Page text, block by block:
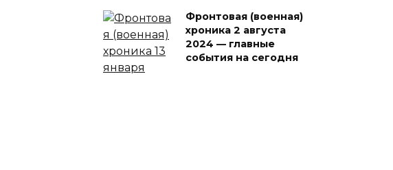
Фронтовая (военная)
хроника 2 августа
2024 — главные
события на сегодня